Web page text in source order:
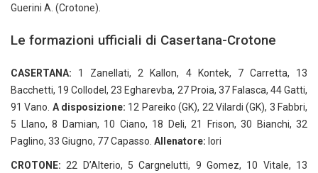
Guerini A. (Crotone).
Le formazioni ufficiali di Casertana-Crotone
CASERTANA: 1 Zanellati, 2 Kallon, 4 Kontek, 7 Carretta, 13
Bacchetti, 19 Collodel, 23 Egharevba, 27 Proia, 37 Falasca, 44 Gatti,
91 Vano. A disposizione: 12 Pareiko (GK), 22 Vilardi (GK), 3 Fabbri,
5 Llano, 8 Damian, 10 Ciano, 18 Deli, 21 Frison, 30 Bianchi, 32
Paglino, 33 Giugno, 77 Capasso. Allenatore: Iori
CROTONE: 22 D’Alterio, 5 Cargnelutti, 9 Gomez, 10 Vitale, 13